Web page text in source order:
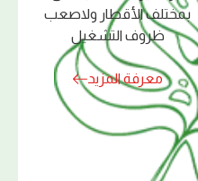
بمختلف الأقطار ولاصعب
ظروف التشغيل
معرفة المزيد